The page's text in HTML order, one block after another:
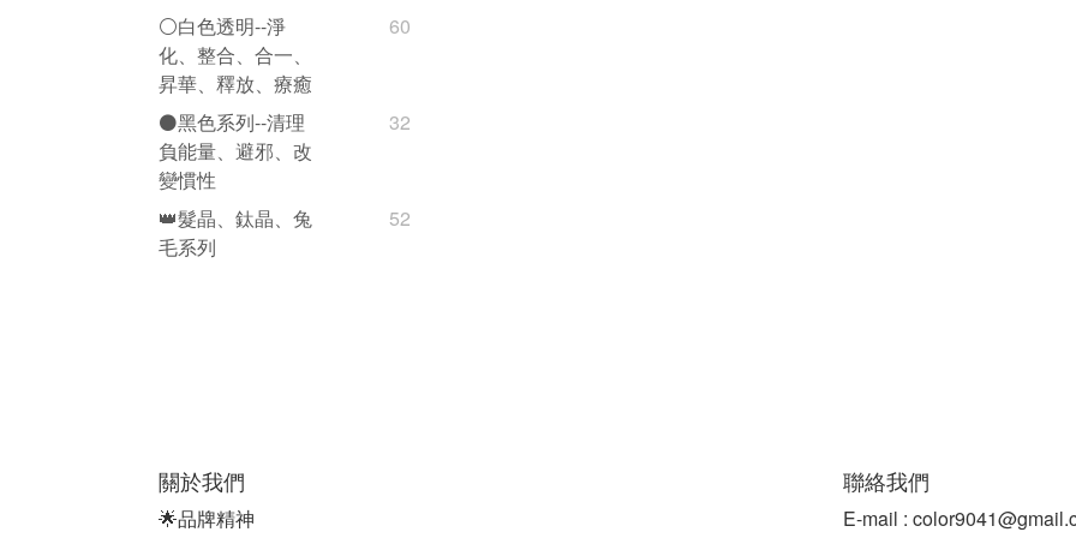
⚪️白色透明--淨
化、整合、合一、
昇華、釋放、療癒
60
⚫️黑色系列--清理
負能量、避邪、改
變慣性
32
👑髮晶、鈦晶、兔
毛系列
52
關於我們
🌟品牌精神
聯絡我們
E-mail :